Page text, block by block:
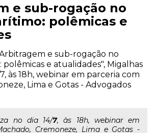
e sub-rogação no
polêmicas e
e sub-rogação no
e atualidades", Migalhas
às 18h, webinar em parceria com
Lima e Gotas - Advogados
no dia 14/7, às 18h, webinar em
Cremoneze, Lima e Gotas -